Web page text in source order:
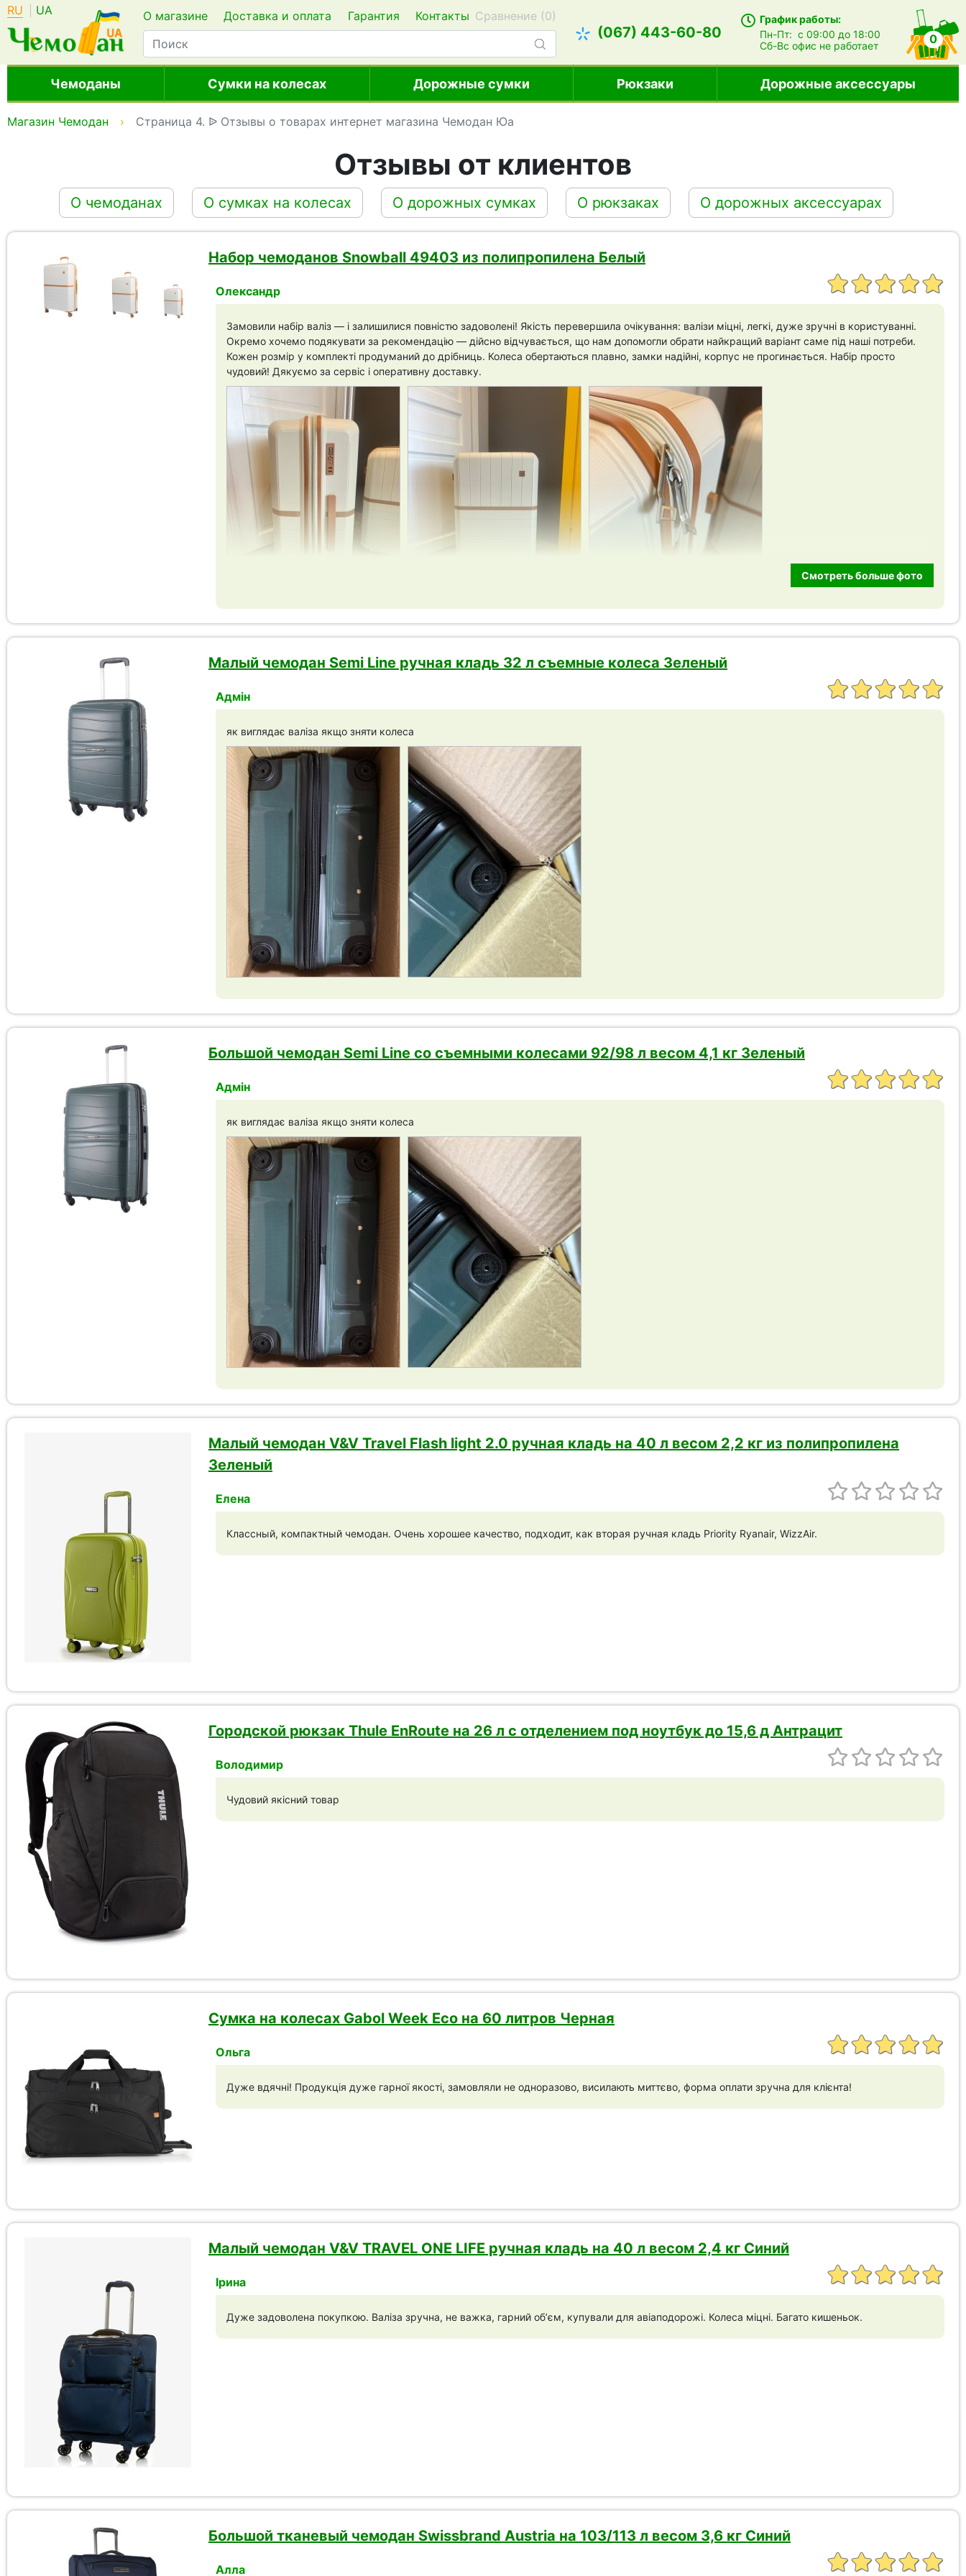
RU UA О магазине Доставка и оплата Гарантия Контакты Сравнение (0)
(067) 443-60-80
График работы:
Пн-Пт:с 09:00 до 18:00
Сб-Всофис не работает 0
Чемоданы Сумки на колесах Дорожные сумки Рюкзаки Дорожные аксессуары
Магазин Чемодан Страница 4. ᐉ Отзывы о товарах интернет магазина Чемодан Юа
Отзывы от клиентов
O чемоданах O сумках на колесах O дорожных сумках O рюкзаках O дорожных аксессуарах
Набор чемоданов Snowball 49403 из полипропилена Белый
Олександр
Замовили набір валіз — і залишилися повністю задоволені! Якість перевершила очікування: валізи міцні, легкі, дуже зручні в користуванні.
Окремо хочемо подякувати за рекомендацію — дійсно відчувається, що нам допомогли обрати найкращий варіант саме під наші потреби.
Кожен розмір у комплекті продуманий до дрібниць. Колеса обертаються плавно, замки надійні, корпус не прогинається. Набір просто
чудовий! Дякуємо за сервіс і оперативну доставку.
Смотреть больше фото
Малый чемодан Semi Line ручная кладь 32 л съемные колеса Зеленый
Адмін
як виглядає валіза якщо зняти колеса
Большой чемодан Semi Line со съемными колесами 92/98 л весом 4,1 кг Зеленый
Адмін
як виглядає валіза якщо зняти колеса
Малый чемодан V&V Travel Flash light 2.0 ручная кладь на 40 л весом 2,2 кг из полипропилена
Зеленый
Елена
Классный, компактный чемодан. Очень хорошее качество, подходит, как вторая ручная кладь Priority Ryanair, WizzAir.
Городской рюкзак Thule EnRoute на 26 л с отделением под ноутбук до 15,6 д Антрацит
Володимир
Чудовий якісний товар
Сумка на колесах Gabol Week Eco на 60 литров Черная
Ольга
Дуже вдячні! Продукція дуже гарної якості, замовляли не одноразово, висилають миттєво, форма оплати зручна для клієнта!
Малый чемодан V&V TRAVEL ONE LIFE ручная кладь на 40 л весом 2,4 кг Синий
Ірина
Дуже задоволена покупкою. Валіза зручна, не важка, гарний обʼєм, купували для авіаподорожі. Колеса міцні. Багато кишеньок.
Большой тканевый чемодан Swissbrand Austria на 103/113 л весом 3,6 кг Синий
Алла